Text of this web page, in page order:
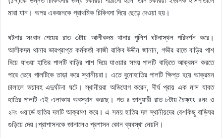
মারা যান। অপর একজনকে প্রাথমিক চিকিৎসা দিয়ে ছেড়ে দেওয়া হয়।
ঘটনার সংবাদ পেয়েয় রাত ৩টায় আলীকদম থানার পুলিশ ঘটনাস্থল পরিদর্শন করে।
আলীকদম থানার ভারপ্রাপ্ত কর্মকর্তা কাজী রাকিব উদ্দীন জানান, গভীর রাতে বাড়ির পাশ
দিয়ে যাওয়া হাতির পালটি বাড়ির পাশ দিয়ে যাওয়ার সময় পালটি বাড়িতে আক্রমন করতে
পারে ভেবে পালটিকে তাড়া করে স্থানীয়রা। এতে বুনোহাতির পালটি ক্ষিপ্ত হয়ে আক্রমন
চালালে ভয়াবহ এদুর্ঘটনা ঘটে। স্থানীয়রা অভিযোগ করেন, দীর্ঘ প্রায় এক মাস যাবত
হাতির পালটি এই এলাকায় অবস্থান করছে। গত ৪ জানুয়ারী রাত ৮টায় চৈক্ষ্যং ৪নং ও
২নং ওয়ার্ডে হাতির দলটি আক্রমণ করে। এ সময় হাতির দল স্থানীয়দের বেশকিছু বাড়িঘর
গুড়িয়ে দেয়।প্রাশাসনকে জানালেও প্রশাসন কোন ব্যবস্থা নেয়নি।